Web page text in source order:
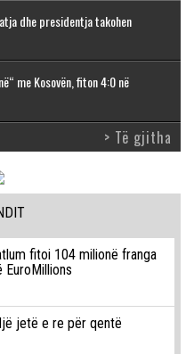
dhe presidentja takohen
me Kosovën, fiton 4:0 në
> Të gjitha
fitoi 104 milionë franga
EuroMillions
jetë e re për qentë